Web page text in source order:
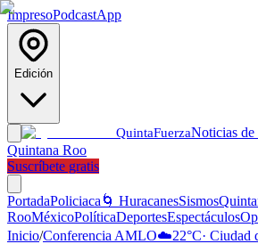
ImpresoPodcastApp
Edición
QuintaFuerzaNoticias de
Quintana Roo
Suscríbete gratis
PortadaPoliciaca 🌀 HuracanesSismos
RooMéxicoPolíticaDeportesEspectáculos
Inicio/Conferencia AMLO☁️22°C· Ciudad